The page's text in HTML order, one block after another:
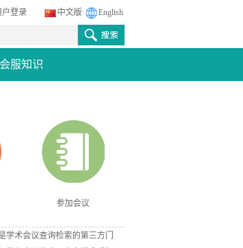
中文版 English
户登录
会服知识
参加会议
学术会议查询检索的第三方门